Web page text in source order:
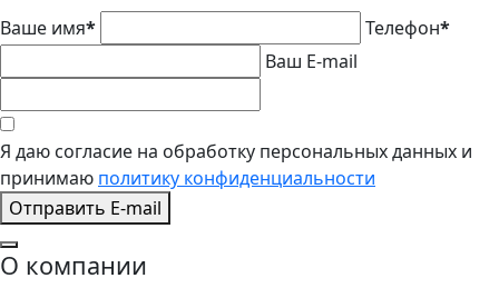
Ваше имя* Телефон*
Ваш E-mail
Я даю согласие на обработку персональных данных и
принимаю политику конфиденциальности
Отправить E-mail
О компании